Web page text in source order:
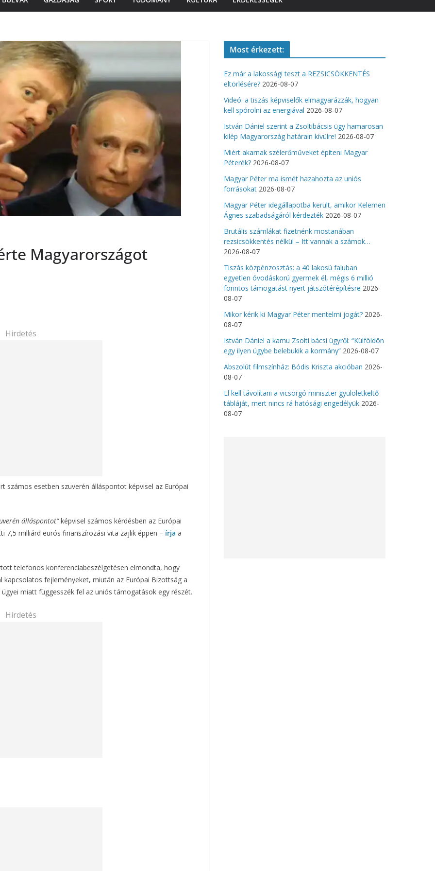
Magyarországot
Hirdetés
számos esetben szuverén álláspontot képvisel az Európai
álláspontot”képvisel számos kérdésben az Európai
7,5 milliárd eurós finanszírozási vita zajlik éppen – írja a
telefonos konferenciabeszélgetésen elmondta, hogy
fejleményeket, miután az Európai Bizottság a
miatt függesszék fel az uniós támogatások egy részét.
Hirdetés
Most érkezett:
Ez már a lakossági teszt a REZSICSÖKKENTÉS
eltörlésére? 2026-08-07
Videó: a tiszás képviselők elmagyarázzák, hogyan
kell spórolni az energiával 2026-08-07
István Dániel szerint a Zsoltibácsis ügy hamarosan
kilép Magyarország határain kívülre! 2026-08-07
Miért akarnak szélerőműveket építeni Magyar
Péterék? 2026-08-07
Magyar Péter ma ismét hazahozta az uniós
forrásokat 2026-08-07
Magyar Péter idegállapotba került, amikor Kelemen
Ágnes szabadságáról kérdezték 2026-08-07
Brutális számlákat fizetnénk mostanában
rezsicsökkentés nélkül – Itt vannak a számok…
2026-08-07
Tiszás közpénzosztás: a 40 lakosú faluban
egyetlen óvodáskorú gyermek él, mégis 6 millió
forintos támogatást nyert játszótérépítésre 2026-
08-07
Mikor kérik ki Magyar Péter mentelmi jogát? 2026-
08-07
István Dániel a kamu Zsolti bácsi ügyről: “Külföldön
egy ilyen ügybe belebukik a kormány” 2026-08-07
Abszolút filmszínház: Bódis Kriszta akcióban 2026-
08-07
El kell távolítani a vicsorgó miniszter gyülöletkeltő
tábláját, mert nincs rá hatósági engedélyük 2026-
08-07